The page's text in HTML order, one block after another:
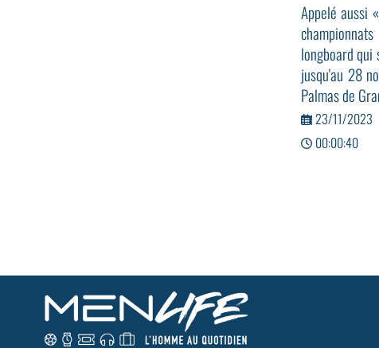
Appelé aussi
longboard qui
jusqu'au 28
Palmas de
23/11/2023
00:00:40